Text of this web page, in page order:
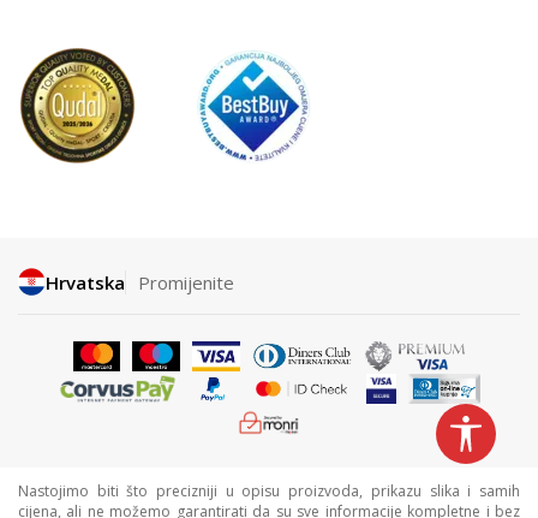
Hrvatska Promijenite
Nastojimo biti što precizniji u opisu proizvoda, prikazu slika i samih
cijena, ali ne možemo garantirati da su sve informacije kompletne i bez